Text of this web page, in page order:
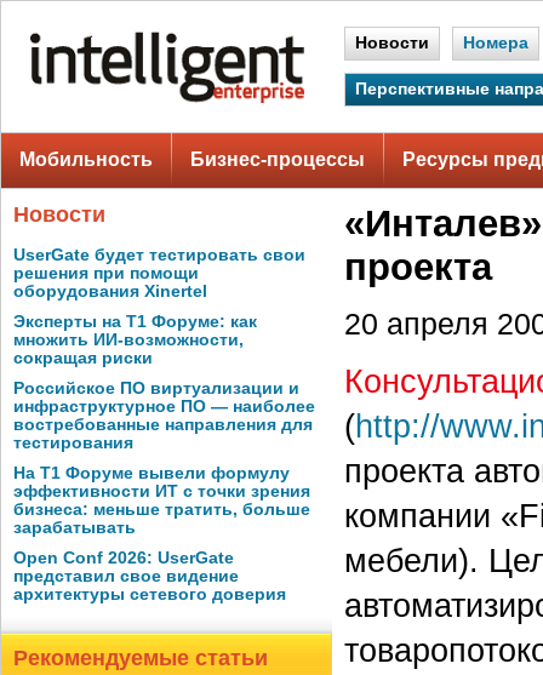
Новости Номера
Перспективные
Мобильность Бизнес-процессы Ресурсы
Новости
UserGate будет тестировать свои
решения при помощи
оборудования Xinertel
Эксперты на Т1 Форуме: как
множить ИИ-возможности,
сокращая риски
Российское ПО виртуализации и
инфраструктурное ПО — наиболее
востребованные направления для
тестирования
На Т1 Форуме вывели формулу
эффективности ИТ с точки зрения
бизнеса: меньше тратить, больше
зарабатывать
Open Conf 2026: UserGate
представил свое видение
архитектуры сетевого доверия
Рекомендуемые статьи
проекта
20 апреля
(http://
проекта
компании
мебели).